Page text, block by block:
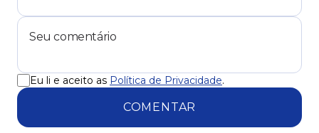
Eu li e aceito as Política de Privacidade.
COMENTAR